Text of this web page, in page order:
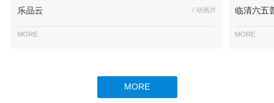
乐品云 / 动画片
MORE
临清六五
MORE
MORE